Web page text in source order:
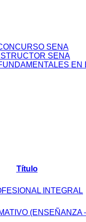
SENA
SENA
EN
Título
INTEGRAL